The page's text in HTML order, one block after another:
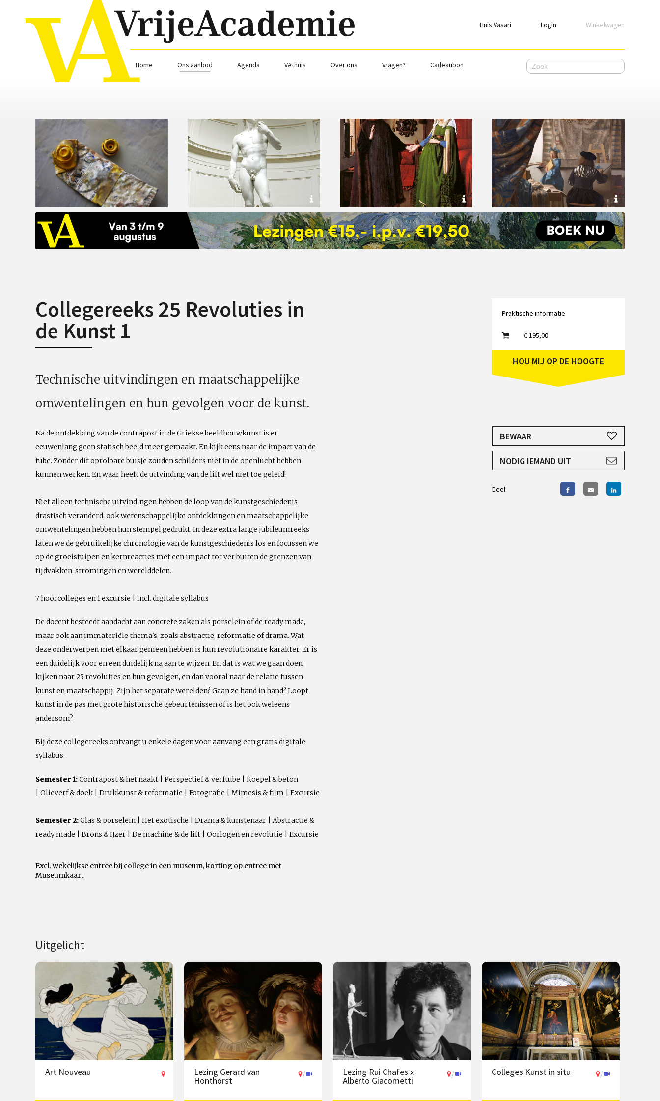
Huis Vasari Login
Login
Emailadres
Ik wil ingelogd blijven
WACHTWOORD VERGETEN
Nog geen account, meld je aan.
Winkelwagen
Home Ons aanbod Agenda VAthuis Over ons Vragen? Cadeaubon
Collegereeks 25 Revoluties in
de Kunst 1
Technische uitvindingen en maatschappelijke
omwentelingen en hun gevolgen voor de kunst.
Na de ontdekking van de contrapost in de Griekse beeldhouwkunst is er
eeuwenlang geen statisch beeld meer gemaakt. En kijk eens naar de impact van de
tube. Zonder dit oprolbare buisje zouden schilders niet in de openlucht hebben
kunnen werken. En waar heeft de uitvinding van de lift wel niet toe geleid!
Niet alleen technische uitvindingen hebben de loop van de kunstgeschiedenis
drastisch veranderd, ook wetenschappelijke ontdekkingen en maatschappelijke
omwentelingen hebben hun stempel gedrukt. In deze extra lange jubileumreeks
laten we de gebruikelijke chronologie van de kunstgeschiedenis los en focussen we
op de groeistuipen en kernreacties met een impact tot ver buiten de grenzen van
tijdvakken, stromingen en werelddelen.
7 hoorcolleges en 1 excursie | Incl. digitale syllabus
De docent besteedt aandacht aan concrete zaken als porselein of de ready made,
maar ook aan immateriële thema's, zoals abstractie, reformatie of drama. Wat
deze onderwerpen met elkaar gemeen hebben is hun revolutionaire karakter. Er is
een duidelijk voor en een duidelijk na aan te wijzen. En dat is wat we gaan doen:
kijken naar 25 revoluties en hun gevolgen, en dan vooral naar de relatie tussen
kunst en maatschappij. Zijn het separate werelden? Gaan ze hand in hand? Loopt
kunst in de pas met grote historische gebeurtenissen of is het ook weleens
andersom?
Bij deze collegereeks ontvangt u enkele dagen voor aanvang een gratis digitale
syllabus.
Semester 1:Contrapost & het naakt | Perspectief & verftube | Koepel & beton
| Olieverf & doek | Drukkunst & reformatie | Fotografie | Mimesis & film | Excursie
Semester 2:Glas & porselein | Het exotische | Drama & kunstenaar | Abstractie &
ready made | Brons & IJzer | De machine & de lift | Oorlogen en revolutie | Excursie
Excl. wekelijkse entree bij college in een museum, korting op entree met
Museumkaart
Praktische informatie
€ 195,00
HOU MIJ OP DE HOOGTE
JE HEBT EEN ACCOUNT NODIG
AANMELDEN
BEWAAR
NODIG IEMAND UIT
Deel:
Uitgelicht
Art Nouveau Lezing Gerard van
Honthorst
/ Lezing Rui Chafes x
Alberto Giacometti
/ Colleges Kunst in situ /